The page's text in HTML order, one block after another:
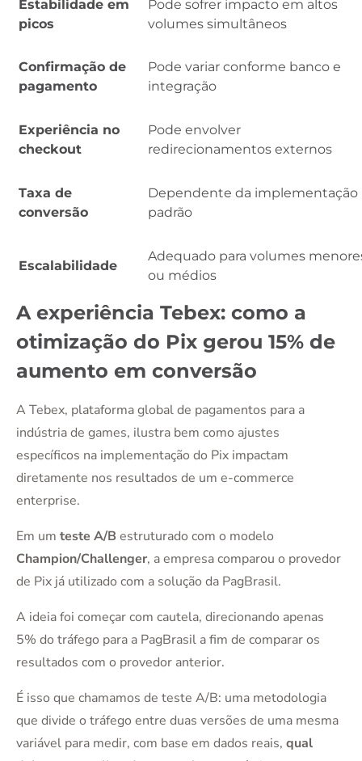
Estabilidade em
picos
Pode sofrer impacto em altos
volumes simultâneos
Confirmação de
pagamento
Pode variar conforme banco e
integração
Experiência no
checkout
Pode envolver
redirecionamentos externos
Taxa de
conversão
Dependente da implementação
padrão
Escalabilidade
Adequado para volumes
ou médios
A experiência Tebex: como a
otimização do Pix gerou 15% de
aumento em conversão
A Tebex, plataforma global de pagamentos para a
indústria de games, ilustra bem como ajustes
específicos na implementação do Pix impactam
diretamente nos resultados de um e-commerce
enterprise.
Em um teste A/B estruturado com o modelo
Champion/Challenger, a empresa comparou o provedor
de Pix já utilizado com a solução da PagBrasil.
A ideia foi começar com cautela, direcionando apenas
5% do tráfego para a PagBrasil a fim de comparar os
resultados com o provedor anterior.
É isso que chamamos de teste A/B: uma metodologia
que divide o tráfego entre duas versões de uma mesma
variável para medir, com base em dados reais, qual